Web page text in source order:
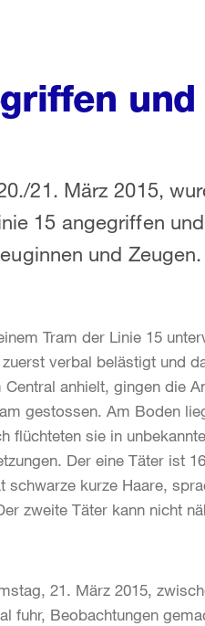
21. März 2015,
15 angegriffen
und Zeugen.
Tram der Linie 15
verbal belästigt und
anhielt, gingen die
gestossen. Am Boden
flüchteten sie in
Der eine Täter ist
kurze Haare,
zweite Täter kann nicht
21. März 2015,
fuhr, Beobachtungen